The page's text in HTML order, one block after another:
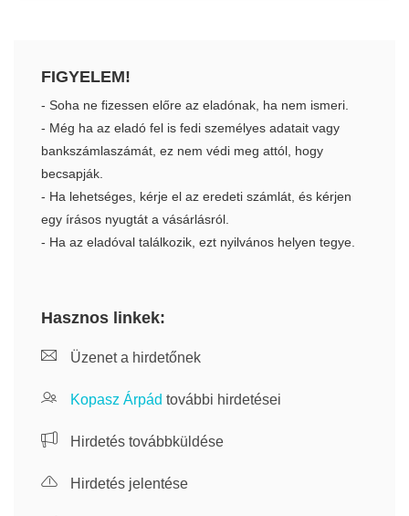
FIGYELEM!
- Soha ne fizessen előre az eladónak, ha nem ismeri.
- Még ha az eladó fel is fedi személyes adatait vagy
bankszámlaszámát, ez nem védi meg attól, hogy
becsapják.
- Ha lehetséges, kérje el az eredeti számlát, és kérjen
egy írásos nyugtát a vásárlásról.
- Ha az eladóval találkozik, ezt nyilvános helyen tegye.
Hasznos linkek:
Üzenet a hirdetőnek
Kopasz Árpád további hirdetései
Hirdetés továbbküldése
Hirdetés jelentése